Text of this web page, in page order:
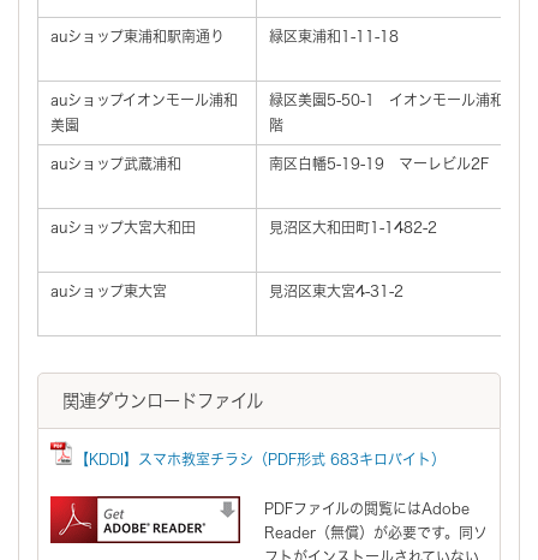
auショップ東浦和駅南通り 緑区東浦和1-11-18
auショップイオンモール浦和
美園
緑区美園5-50-1 イオンモール浦和美園
階
auショップ武蔵浦和 南区白幡5-19-19 マーレビル2F
auショップ大宮大和田 見沼区大和田町1-1482-2
auショップ東大宮 見沼区東大宮4-31-2
関連ダウンロードファイル
【KDDI】スマホ教室チラシ（PDF形式 683キロバイト）
PDFファイルの閲覧にはAdobe
Reader（無償）が必要です。同ソ
フトがインストールされていない